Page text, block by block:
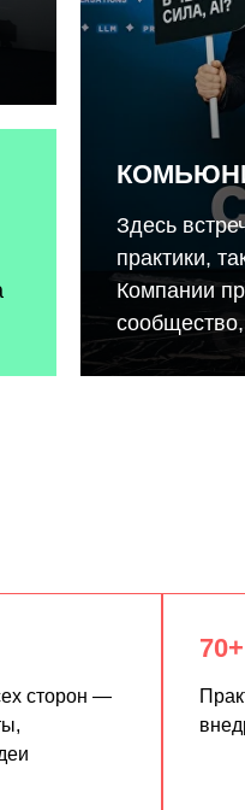
Здесь
практики,
Компании
сторон —